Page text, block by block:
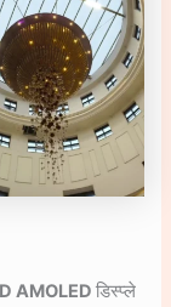
AMOLEDडिस्प्ले